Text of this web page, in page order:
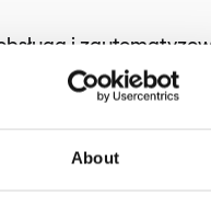
About
i
i dane
: wnioski i